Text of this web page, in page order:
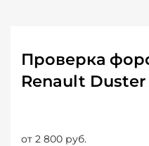
Проверка
Renault Duster
от 2 800 руб.